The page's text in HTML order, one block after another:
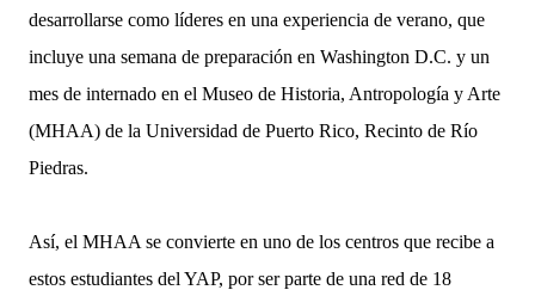
desarrollarse como líderes en una experiencia de verano, que
incluye una semana de preparación en Washington D.C. y un
mes de internado en el Museo de Historia, Antropología y Arte
(MHAA) de la Universidad de Puerto Rico, Recinto de Río
Piedras.
Así, el MHAA se convierte en uno de los centros que recibe a
estos estudiantes del YAP, por ser parte de una red de 18